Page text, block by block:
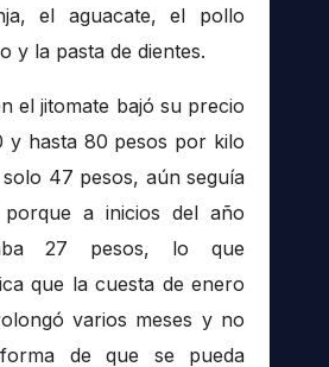
el aguacate, el pollo
y la pasta de dientes.
el jitomate bajó su precio
y hasta 80 pesos por kilo
47 pesos, aún seguía
a inicios del año
27 pesos, lo que
que la cuesta de enero
varios meses y no
de que se pueda